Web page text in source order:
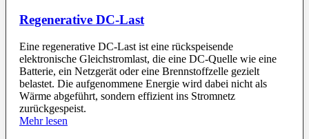
Regenerative DC-Last
Eine regenerative DC-Last ist eine rückspeisende
elektronische Gleichstromlast, die eine DC-Quelle wie eine
Batterie, ein Netzgerät oder eine Brennstoffzelle gezielt
belastet. Die aufgenommene Energie wird dabei nicht als
Wärme abgeführt, sondern effizient ins Stromnetz
zurückgespeist.
Mehr lesen